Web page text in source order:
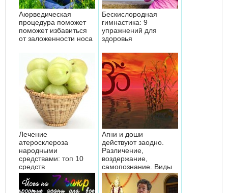
Аюрведическая
процедура поможет
поможет избавиться
от заложенности носа
Бескислородная
гимнастика: 9
упражнений для
здоровья
Лечение
атеросклероза
народными
средствами: топ 10
средств
Агни и доши
действуют заодно.
Различение,
воздержание,
самопознание. Виды
агни, виды кишечника